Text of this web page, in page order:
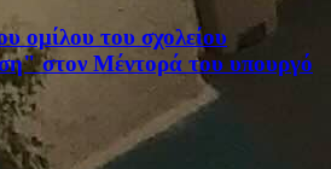
ομίλου του σχολείου
στον Μέντορά του υπουργό